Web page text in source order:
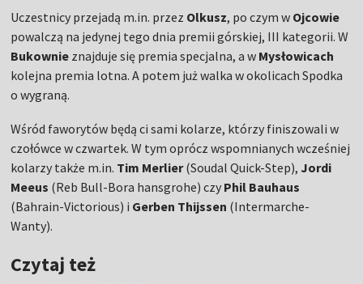
Uczestnicy przejadą m.in. przez Olkusz, po czym w Ojcowie
powalczą na jedynej tego dnia premii górskiej, III kategorii. W
Bukownie znajduje się premia specjalna, a w Mysłowicach
kolejna premia lotna. A potem już walka w okolicach Spodka
o wygraną.
Wśród faworytów będą ci sami kolarze, którzy finiszowali w
czołówce w czwartek. W tym oprócz wspomnianych wcześniej
kolarzy także m.in. Tim Merlier(Soudal Quick-Step), Jordi
Meeus (Reb Bull-Bora hansgrohe) czy Phil Bauhaus
(Bahrain-Victorious) i Gerben Thijssen (Intermarche-
Wanty).
Czytaj też